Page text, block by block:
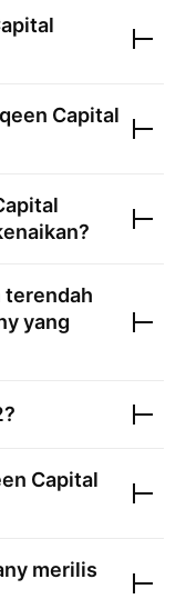
Capital
terendah
yang
?
Capital
merilis